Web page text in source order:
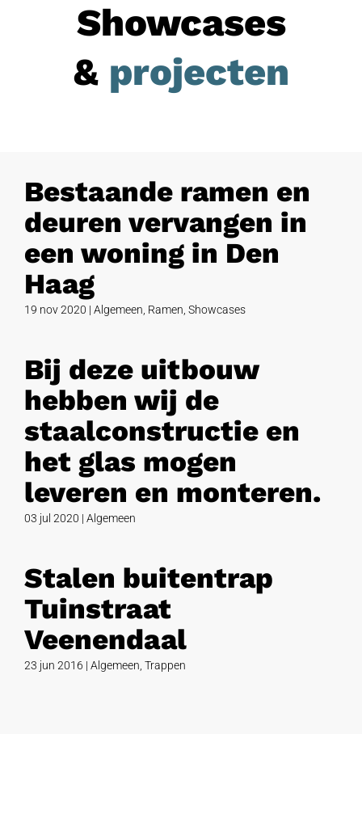
Showcases
& projecten
Bestaande ramen en
deuren vervangen in
een woning in Den
Haag
19 nov 2020 | Algemeen Ramen Showcases
Bij deze uitbouw
hebben wij de
staalconstructie en
het glas mogen
leveren en monteren.
03 jul 2020 | Algemeen
Stalen buitentrap
Tuinstraat
Veenendaal
23 jun 2016 | Algemeen Trappen